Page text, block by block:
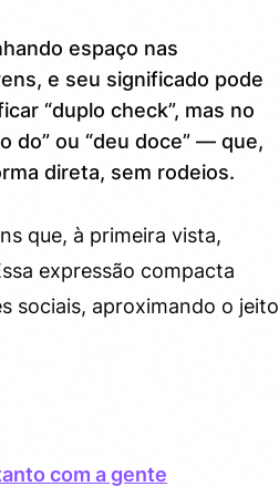
espaço nas
e seu significado pode
“duplo check”, mas no
do” ou “deu doce” — que,
direta, sem rodeios.
que, à primeira vista,
expressão compacta
sociais, aproximando o jeito
com a gente